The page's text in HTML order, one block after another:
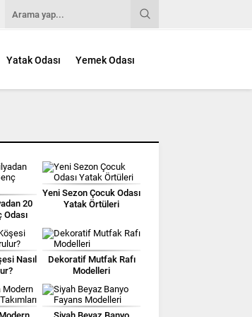
Yatak Odası Yemek Odası
20
Odası
Yeni Sezon Çocuk Odası
Yatak Örtüleri
Nasıl
Dekoratif Mutfak Rafı
Modelleri